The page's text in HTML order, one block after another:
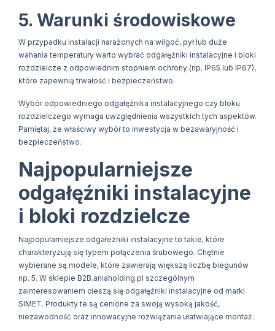
5. Warunki środowiskowe
W przypadku instalacji narażonych na wilgoć, pył lub duże
wahania temperatury warto wybrać odgałęźniki instalacyjne i bloki
rozdzielcze z odpowiednim stopniem ochrony (np. IP65 lub IP67),
które zapewnią trwałość i bezpieczeństwo.
Wybór odpowiedniego odgałęźnika instalacyjnego czy bloku
rozdzielczego wymaga uwzględnienia wszystkich tych aspektów.
Pamiętaj, że właściwy wybór to inwestycja w bezawaryjność i
bezpieczeństwo.
Najpopularniejsze
odgałęźniki instalacyjne
i bloki rozdzielcze
Najpopularniejsze odgałeźniki instalacyjne to takie, które
charakteryzują się typem połączenia śrubowego. Chętnie
wybierane są modele, które zawierają większą liczbę biegunów
np. 5. W sklepie B2B.aniaholding.pl szczególnym
zainteresowaniem cieszą się odgałęźniki instalacyjne od marki
SIMET. Produkty te są cenione za swoją wysoką jakość,
niezawodność oraz innowacyjne rozwiązania ułatwiające montaż.